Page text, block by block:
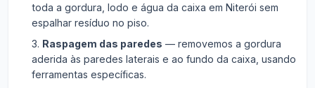
toda a gordura, lodo e água da caixa em Niterói sem
espalhar resíduo no piso.
Raspagem das paredes — removemos a gordura
aderida às paredes laterais e ao fundo da caixa, usando
ferramentas específicas.